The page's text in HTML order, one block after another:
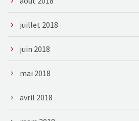
juillet 2018
juin 2018
mai 2018
avril 2018